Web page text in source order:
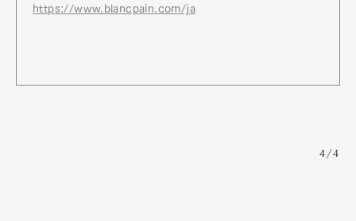
https://www.blancpain.com/ja
4/4